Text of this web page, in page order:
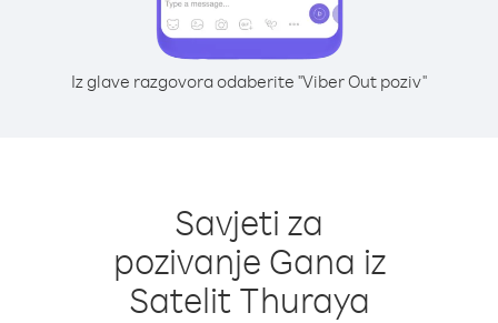
Iz glave razgovora odaberite "Viber Out poziv"
Savjeti za
pozivanje Gana iz
Satelit Thuraya